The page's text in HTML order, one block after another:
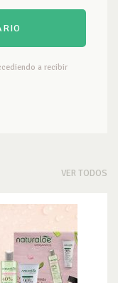
a recibir
VER TODOS